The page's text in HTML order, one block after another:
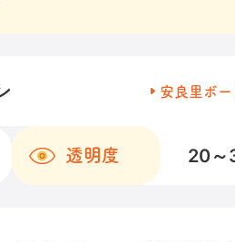
安良里ボー
透明度 20～